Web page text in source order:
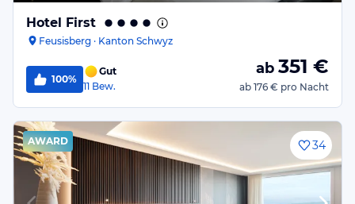
Hotel First
Feusisberg · Kanton Schwyz
100%
Gut
11 Bew.
ab 351 €
ab 176 € pro Nacht
AWARD 34